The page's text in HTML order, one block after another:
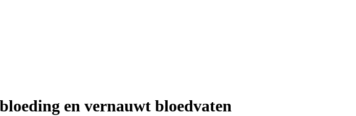
en vernauwt bloedvaten